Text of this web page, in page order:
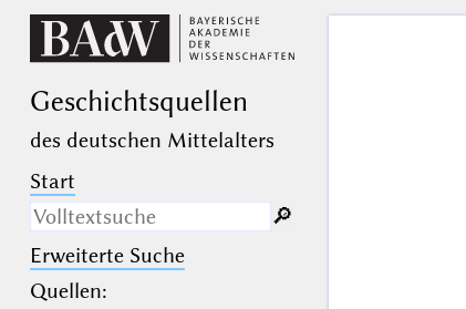
Geschichts­quellen
des deutschen Mittelalters
Start
Nur in Beschreibungs­texten
suchen
🔎︎
Erweiterte Suche
Quellen: